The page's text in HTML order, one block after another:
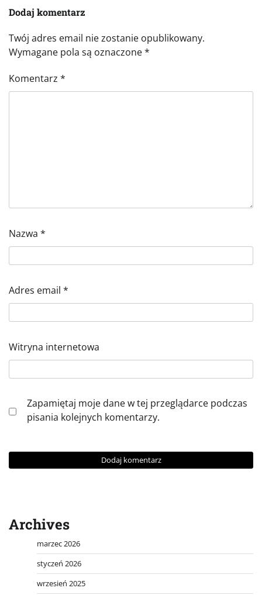
Dodaj komentarz
Twój adres email nie zostanie opublikowany.
Wymagane pola są oznaczone*
Komentarz *
Nazwa *
Adres email *
Witryna internetowa
Zapamiętaj moje dane w tej przeglądarce podczas
pisania kolejnych komentarzy.
Archives
marzec 2026
styczeń 2026
wrzesień 2025